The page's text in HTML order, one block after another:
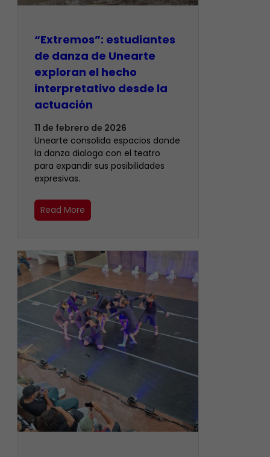
“Extremos”: estudiantes
de danza de Unearte
exploran el hecho
interpretativo desde la
actuación
11 de febrero de 2026
Unearte consolida espacios donde
la danza dialoga con el teatro
para expandir sus posibilidades
expresivas.
Read More